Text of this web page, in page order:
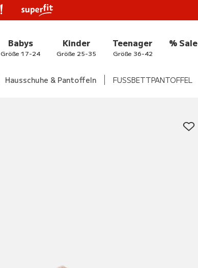
Babys
Größe 17-24
Kinder
Größe 25-35
Teenager
Größe 36-42
% Sale
Hausschuhe & Pantoffeln FUSSBETTPANTOFFEL